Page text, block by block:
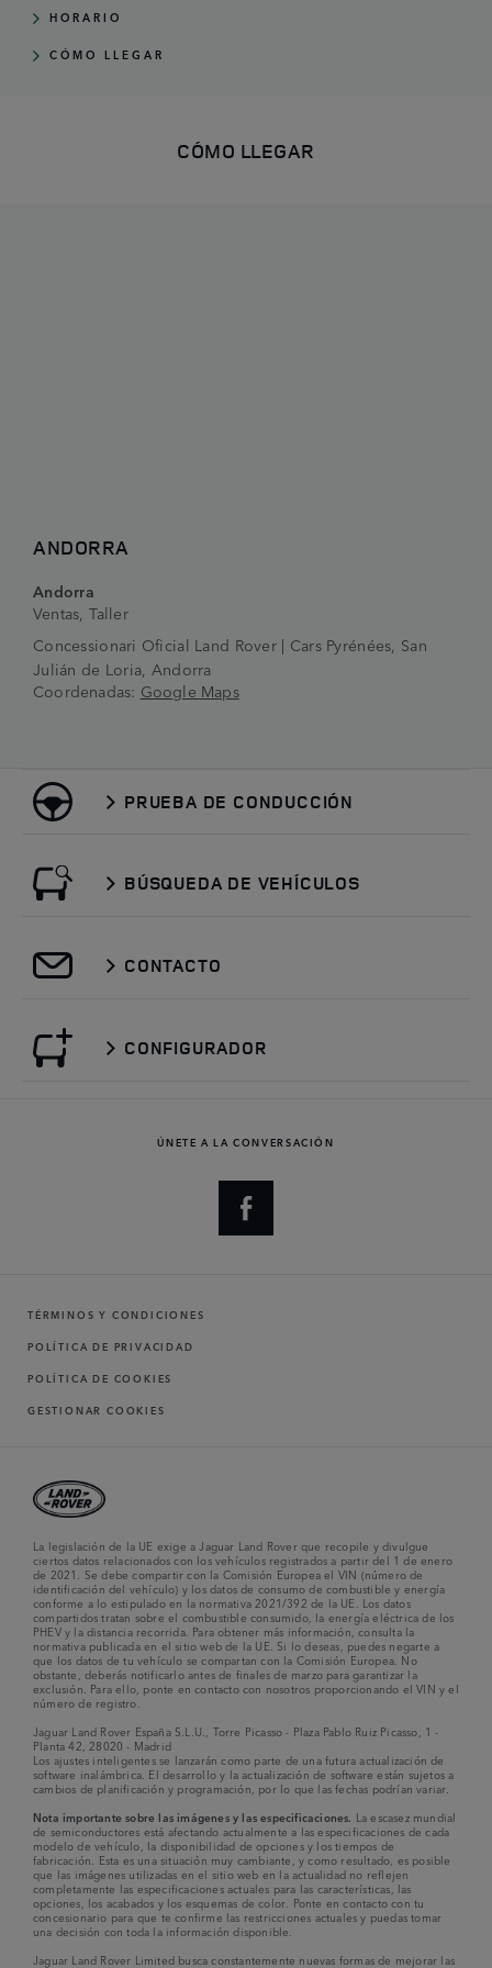
HORARIO
CÓMO LLEGAR
CÓMO LLEGAR
ANDORRA
Andorra
Ventas, Taller
Concessionari Oficial Land Rover | Cars Pyrénées, San
Julián de Loria, Andorra
Coordenadas: Google Maps
PRUEBA DE CONDUCCIÓN
BÚSQUEDA DE VEHÍCULOS
CONTACTO
CONFIGURADOR
ÚNETE A LA CONVERSACIÓN
TÉRMINOS Y CONDICIONES
POLÍTICA DE PRIVACIDAD
POLÍTICA DE COOKIES
GESTIONAR COOKIES
La legislación de la UE exige a Jaguar Land Rover que recopile y divulgue
ciertos datos relacionados con los vehículos registrados a partir del 1 de enero
de 2021. Se debe compartir con la Comisión Europea el VIN (número de
identificación del vehículo) y los datos de consumo de combustible y energía
conforme a lo estipulado en la normativa 2021/392 de la UE. Los datos
compartidos tratan sobre el combustible consumido, la energía eléctrica de los
PHEV y la distancia recorrida. Para obtener más información, consulta la
normativa publicada en el sitio web de la UE. Si lo deseas, puedes negarte a
que los datos de tu vehículo se compartan con la Comisión Europea. No
obstante, deberás notificarlo antes de finales de marzo para garantizar la
exclusión. Para ello, ponte en contacto con nosotros proporcionando el VIN y el
número de registro.
Jaguar Land Rover España S.L.U., Torre Picasso - Plaza Pablo Ruiz Picasso, 1 -
Planta 42, 28020 - Madrid
Los ajustes inteligentes se lanzarán como parte de una futura actualización de
software inalámbrica. El desarrollo y la actualización de software están sujetos a
cambios de planificación y programación, por lo que las fechas podrían variar.
Nota importante sobre las imágenes y las especificaciones. La escasez mundial
de semiconductores está afectando actualmente a las especificaciones de cada
modelo de vehículo, la disponibilidad de opciones y los tiempos de
fabricación. Esta es una situación muy cambiante, y como resultado, es posible
que las imágenes utilizadas en el sitio web en la actualidad no reflejen
completamente las especificaciones actuales para las características, las
opciones, los acabados y los esquemas de color. Ponte en contacto con tu
concesionario para que te confirme las restricciones actuales y puedas tomar
una decisión con toda la información disponible.
Jaguar Land Rover Limited busca constantemente nuevas formas de mejorar las